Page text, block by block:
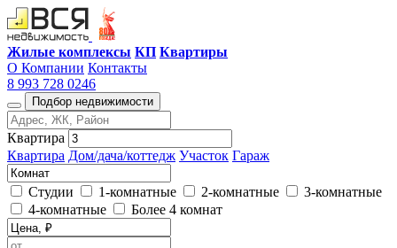
Жилые комплексы КП Квартиры
О Компании Контакты
8 993 728 0246
Подбор недвижимости
Квартира
Квартира Дом/дача/коттедж Участок Гараж
Студии 1-комнатные 2-комнатные
3-комнатные
4-комнатные
Более 4 комнат